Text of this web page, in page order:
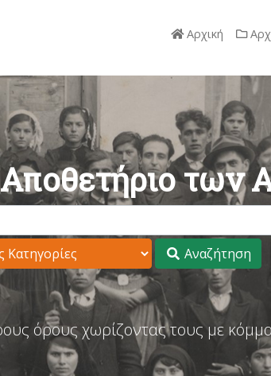
Αρχική
των
Αναζήτηση
όρους χωρίζοντας τους με